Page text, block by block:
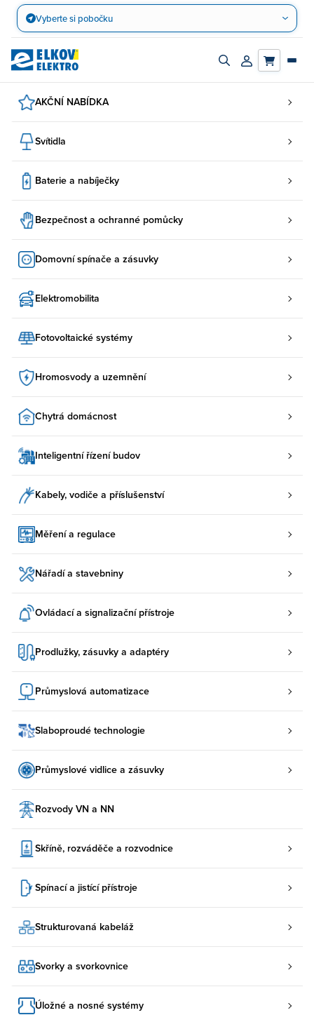
Přejít
obsah
Vyberte si pobočku
Zapnout/vypnout
Přihlásit/
AKČNÍ NABÍDKA
Svítidla
Baterie a nabíječky
Bezpečnost a ochranné pomůcky
Domovní spínače a zásuvky
Elektromobilita
Fotovoltaické systémy
Hromosvody a uzemnění
Chytrá domácnost
Inteligentní řízení budov
Kabely, vodiče a příslušenství
Měření a regulace
Nářadí a stavebniny
Ovládací a signalizační přístroje
Prodlužky, zásuvky a adaptéry
Průmyslová automatizace
Slaboproudé technologie
Průmyslové vidlice a zásuvky
Rozvody VN a NN
Skříně, rozváděče a rozvodnice
Spínací a jistící přístroje
Strukturovaná kabeláž
Svorky a svorkovnice
Úložné a nosné systémy